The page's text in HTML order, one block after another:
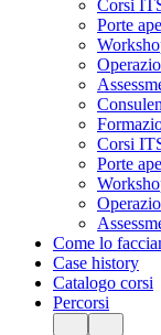
Corsi
Porte
Corsi
Porte
Come lo
Case history
Catalogo corsi
Percorsi